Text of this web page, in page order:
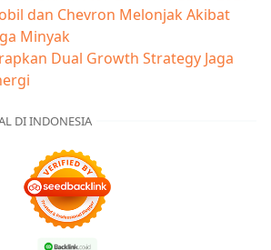
dan Chevron Melonjak Akibat
Minyak
Dual Growth Strategy Jaga
DI INDONESIA